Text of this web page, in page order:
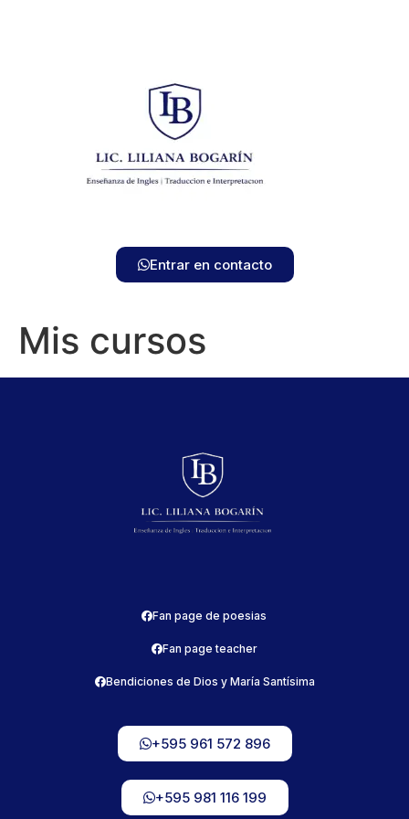
Entrar en contacto
Mis cursos
Fan page de poesias
Fan page teacher
Bendiciones de Dios y María Santísima
+595 961 572 896
+595 981 116 199